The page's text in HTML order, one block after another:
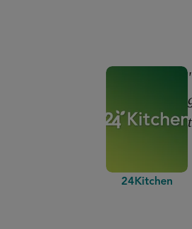
24Kitchen